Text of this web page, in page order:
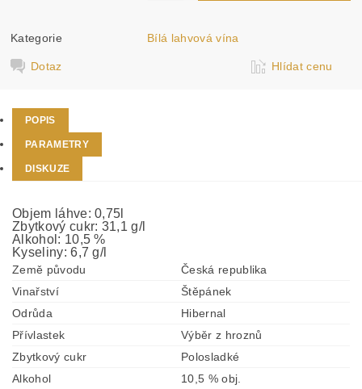
Kategorie Bílá lahvová vína
Dotaz Hlídat cenu
POPIS
PARAMETRY
DISKUZE
Objem láhve: 0,75l
Zbytkový cukr: 31,1 g/l
Alkohol: 10,5 %
Kyseliny: 6,7 g/l
Země původu
Česká republika
Vinařství
Štěpánek
Odrůda
Hibernal
Přívlastek
Výběr z hroznů
Zbytkový cukr
Polosladké
Alkohol
10,5 % obj.